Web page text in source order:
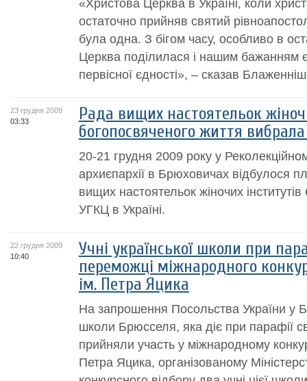
«Христова Церква в Україні, коли
остаточно прийняв святий
була одна. З бігом часу, особливо в
Церква поділилася і нашим
первісної єдності», – сказав
23 грудня 2009
03:33
Рада вищих настоятельок
богопосвяченого життя
20-21 грудня 2009 року у
архиєпархії в Брюховичах відбулося
вищих настоятельок жіночих
УГКЦ в Україні.
22 грудня 2009
10:40
Учні української школи при
переможці міжнародного
ім. Петра Яцика
На запрошення Посольства України у
школи Брюсселя, яка діє при парафії
прийняли участь у міжнародному
Петра Яцика, організованому